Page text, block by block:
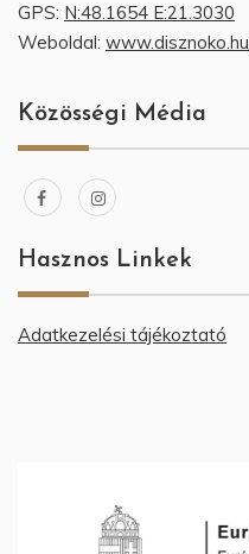
GPS: N:48.1654 E:21.3030
Weboldal: www.disznoko.hu
Közösségi Média
Hasznos Linkek
Adatkezelési tájékoztató